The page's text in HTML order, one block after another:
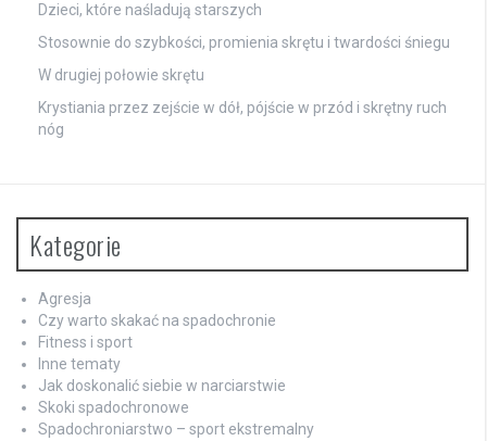
Dzieci, które naśladują starszych
Stosownie do szybkości, promienia skrętu i twardości śniegu
W drugiej połowie skrętu
Krystiania przez zejście w dół, pójście w przód i skrętny ruch
nóg
Kategorie
Agresja
Czy warto skakać na spadochronie
Fitness i sport
Inne tematy
Jak doskonalić siebie w narciarstwie
Skoki spadochronowe
Spadochroniarstwo – sport ekstremalny